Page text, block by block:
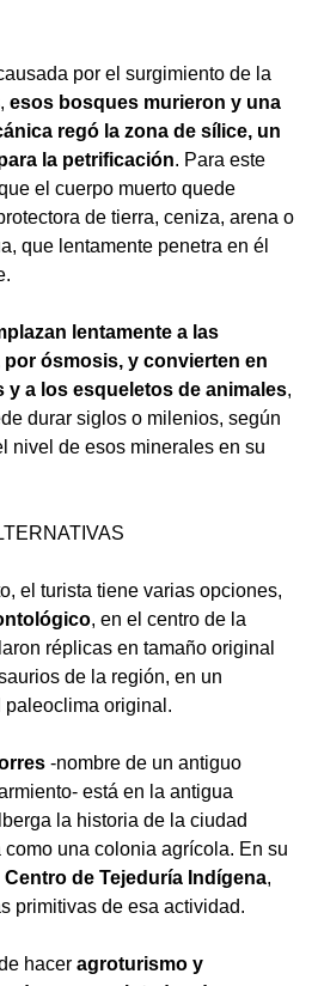
por el surgimiento de la
esos bosques murieron y una
regó la zona de sílice, un
la petrificación. Para este
el cuerpo muerto quede
de tierra, ceniza, arena o
que lentamente penetra en él
lentamente a las
ósmosis, y convierten en
y a los esqueletos de animales,
durar siglos o milenios, según
nivel de esos minerales en su
el turista tiene varias opciones,
, en el centro de la
réplicas en tamaño original
de la región, en un
paleoclima original.
-nombre de un antiguo
está en la antigua
la historia de la ciudad
una colonia agrícola. En su
Centro de Tejeduría Indígena,
primitivas de esa actividad.
hacer agroturismo y